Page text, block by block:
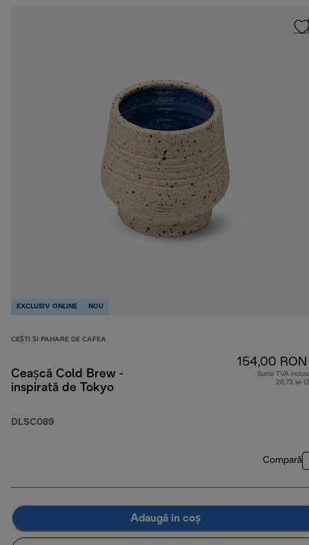
EXCLUSIV ONLINE NOU
CEȘTI ȘI PAHARE DE CAFEA
Ceașcă Cold Brew -
inspirată de Tokyo
DLSC089
154,00 RON
Sumă TVA
26,73 lei
Compară
Adaugă în coș